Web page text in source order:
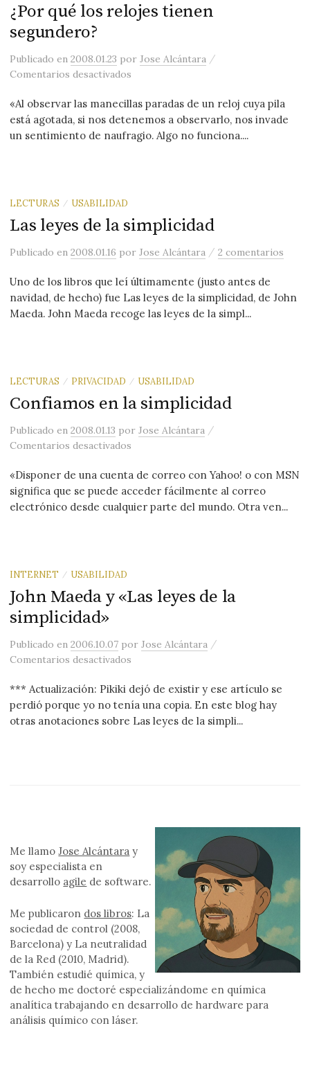
¿Por qué los relojes tienen
segundero?
Publicadoen2008.01.23 porJose Alcántara /
Comentarios desactivados
«Al observar las manecillas paradas de un reloj cuya pila
está agotada, si nos detenemos a observarlo, nos invade
un sentimiento de naufragio. Algo no funciona....
LECTURAS / USABILIDAD
Las leyes de la simplicidad
Publicadoen2008.01.16 porJose Alcántara /2 comentarios
Uno de los libros que leí últimamente (justo antes de
navidad, de hecho) fue Las leyes de la simplicidad, de John
Maeda. John Maeda recoge las leyes de la simpl...
LECTURAS / PRIVACIDAD / USABILIDAD
Confiamos en la simplicidad
Publicadoen2008.01.13 porJose Alcántara /
Comentarios desactivados
«Disponer de una cuenta de correo con Yahoo! o con MSN
significa que se puede acceder fácilmente al correo
electrónico desde cualquier parte del mundo. Otra ven...
INTERNET / USABILIDAD
John Maeda y «Las leyes de la
simplicidad»
Publicadoen2006.10.07 porJose Alcántara /
Comentarios desactivados
*** Actualización: Pikiki dejó de existir y ese artículo se
perdió porque yo no tenía una copia. En este blog hay
otras anotaciones sobre Las leyes de la simpli...
Me llamoJose Alcántara y
soy especialista en
desarrollo agile de software.
Me publicaron dos libros: La
sociedad de control (2008,
Barcelona) y La neutralidad
de la Red (2010, Madrid).
También estudié química, y
de hecho me doctoré especializándome en química
analítica trabajando en desarrollo de hardware para
análisis químico con láser.